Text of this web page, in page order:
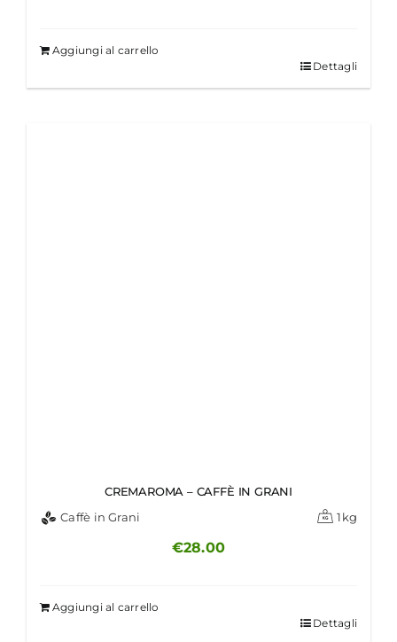
Aggiungi al carrello
Dettagli
CREMAROMA – CAFFÈ IN GRANI
Caffè in Grani
1kg
€28.00
Aggiungi al carrello
Dettagli